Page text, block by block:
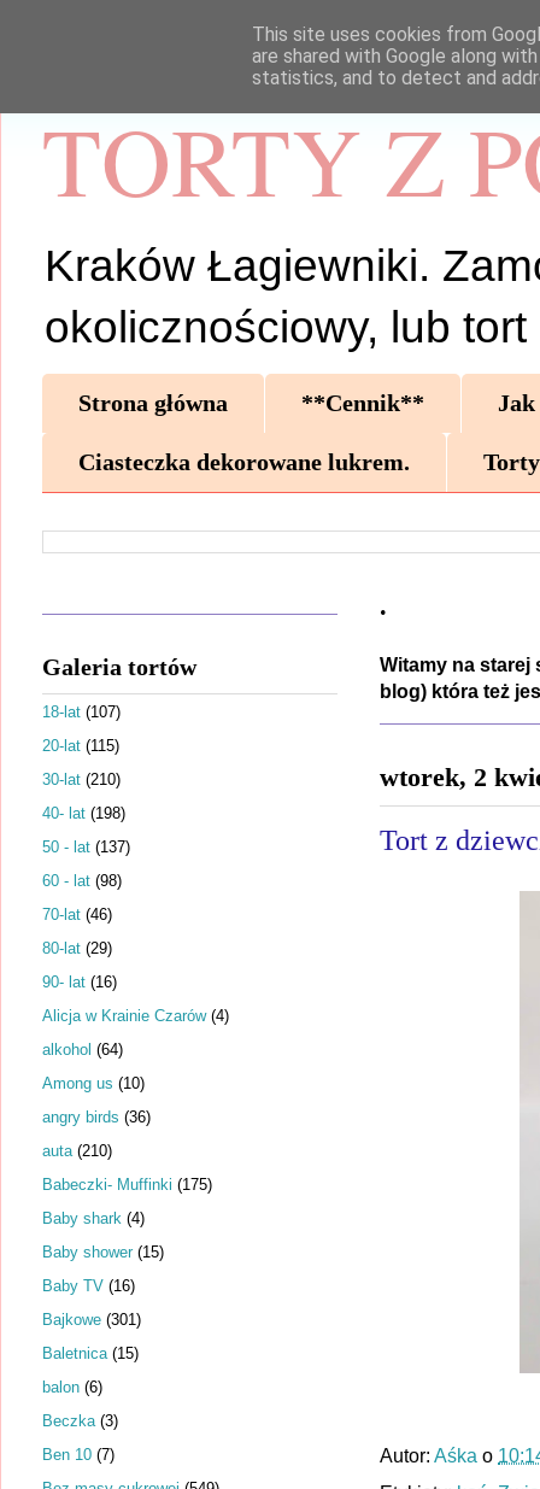
TORTY Z
Kraków Łagiewniki.
okolicznościowy, lub tort
Strona główna **Cennik** Jak
Ciasteczka dekorowane lukrem.
.
Witamy na starej
blog) która też
wtorek, 2
Tort z
Autor: Aśka o
Galeria tortów
18-lat (107)
20-lat (115)
30-lat (210)
40- lat (198)
50 - lat (137)
60 - lat (98)
70-lat (46)
80-lat (29)
90- lat (16)
Alicja w Krainie Czarów (4)
alkohol (64)
Among us (10)
angry birds (36)
auta (210)
Babeczki- Muffinki (175)
Baby shark (4)
Baby shower (15)
Baby TV (16)
Bajkowe (301)
Baletnica (15)
balon (6)
Beczka (3)
Ben 10 (7)
This site uses cookies from
are shared with Google along
statistics, and to detect and